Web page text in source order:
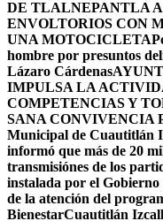
DE TLALNEPANTLA
ENVOLTORIOS CON
UNA MOTOCICLETA
hombre por presuntos
Lázaro Cárdenas
IMPULSA LA
COMPETENCIAS Y
SANA CONVIVENCIA
Municipal de Cuautitlán
informó que más de 20
transmisiónes de los
instalada por el
de la atención del
BienestarCuautitlán